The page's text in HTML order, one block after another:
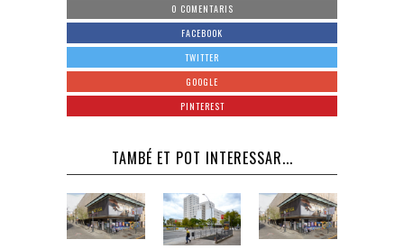
0 COMENTARIS
FACEBOOK
TWITTER
GOOGLE
PINTEREST
TAMBÉ ET POT INTERESSAR...